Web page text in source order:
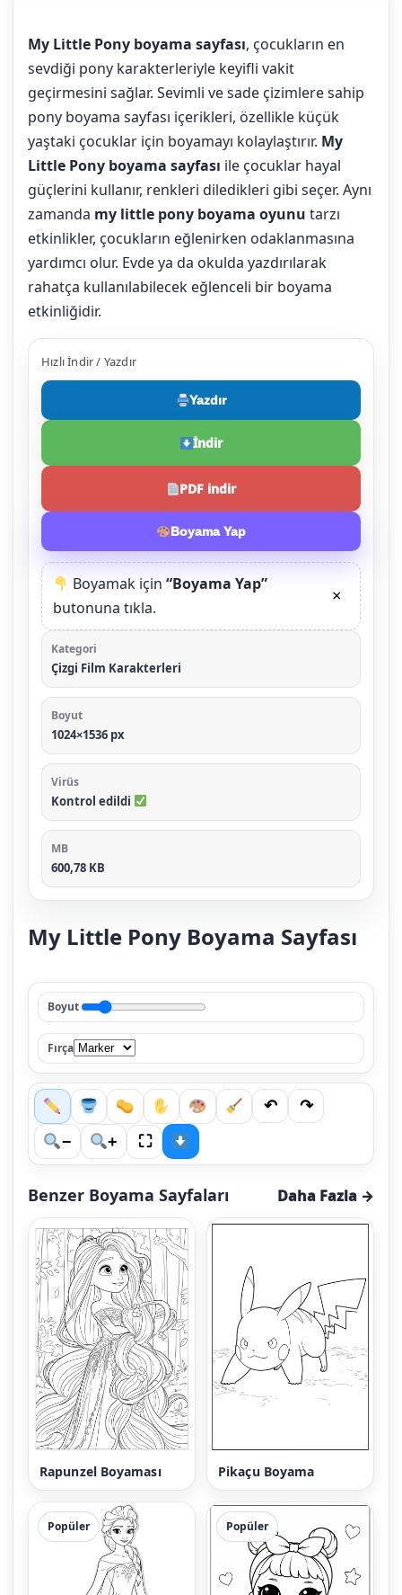
My Little Pony boyama sayfası, çocukların en
sevdiği pony karakterleriyle keyifli vakit
geçirmesini sağlar. Sevimli ve sade çizimlere sahip
pony boyama sayfası içerikleri, özellikle küçük
yaştaki çocuklar için boyamayı kolaylaştırır. My
Little Pony boyama sayfası ile çocuklar hayal
güçlerini kullanır, renkleri diledikleri gibi seçer. Aynı
zamanda my little pony boyama oyunu tarzı
etkinlikler, çocukların eğlenirken odaklanmasına
yardımcı olur. Evde ya da okulda yazdırılarak
rahatça kullanılabilecek eğlenceli bir boyama
etkinliğidir.
Hızlı İndir / Yazdır
Yazdır
İndir
PDF indir
Boyama Yap
Boyamak için“Boyama Yap”
butonuna tıkla.
×
Kategori
Çizgi Film Karakterleri
Boyut
1024×1536 px
Virüs
Kontrol edildi
MB
600,78 KB
My Little Pony Boyama Sayfası
↶
↷
−
+ ⛶
Boyut
Fırça
Benzer Boyama Sayfaları Daha Fazla →
Rapunzel Boyaması Pikaçu Boyama
Popüler Popüler